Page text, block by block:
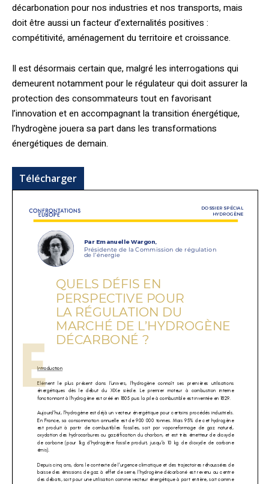
décarbonation pour nos industries et nos transports, mais
doit être aussi un facteur d’externalités positives :
compétitivité, aménagement du territoire et croissance.
Il est désormais certain que, malgré les interrogations qui
demeurent notamment pour le régulateur qui doit assurer la
protection des consommateurs tout en favorisant
l’innovation et en accompagnant la transition énergétique,
l’hydrogène jouera sa part dans les transformations
énergétiques de demain.
Télécharger